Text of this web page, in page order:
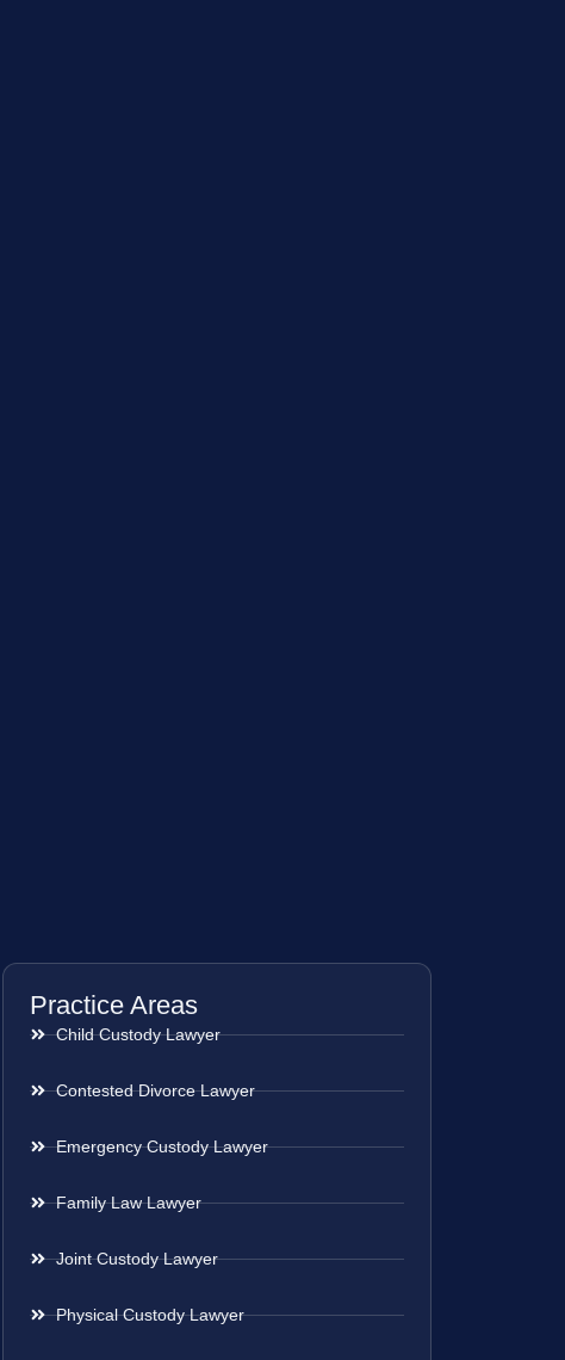
Practice Areas
Child Custody Lawyer
Contested Divorce Lawyer
Emergency Custody Lawyer
Family Law Lawyer
Joint Custody Lawyer
Physical Custody Lawyer